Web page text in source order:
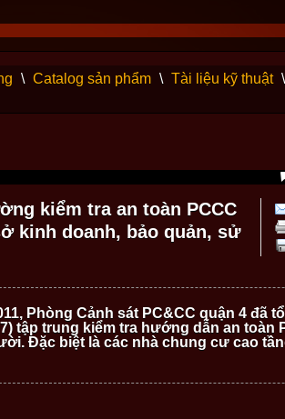
\ Catalog sản phẩm \ Tài liệu kỹ thuật \
kiểm tra an toàn PCCC
kinh doanh, bảo quản, sử
Phòng Cảnh sát PC&CC quận 4 đã
tập trung kiểm tra hướng dẫn an toàn
Đặc biệt là các nhà chung cư cao